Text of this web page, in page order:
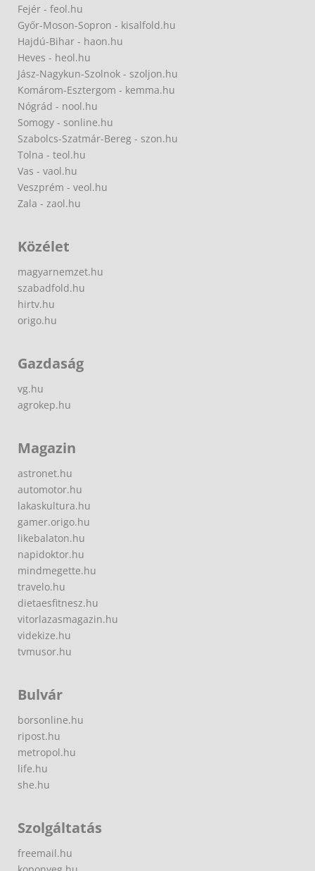
Fejér - feol.hu
Győr-Moson-Sopron - kisalfold.hu
Hajdú-Bihar - haon.hu
Heves - heol.hu
Jász-Nagykun-Szolnok - szoljon.hu
Komárom-Esztergom - kemma.hu
Nógrád - nool.hu
Somogy - sonline.hu
Szabolcs-Szatmár-Bereg - szon.hu
Tolna - teol.hu
Vas - vaol.hu
Veszprém - veol.hu
Zala - zaol.hu
Közélet
magyarnemzet.hu
szabadfold.hu
hirtv.hu
origo.hu
Gazdaság
vg.hu
agrokep.hu
Magazin
astronet.hu
automotor.hu
lakaskultura.hu
gamer.origo.hu
likebalaton.hu
napidoktor.hu
mindmegette.hu
travelo.hu
dietaesfitnesz.hu
vitorlazasmagazin.hu
videkize.hu
tvmusor.hu
Bulvár
borsonline.hu
ripost.hu
metropol.hu
life.hu
she.hu
Szolgáltatás
freemail.hu